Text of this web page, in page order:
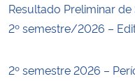
Resultado Preliminar
2º semestre/2026 –
2º semestre 2026 –